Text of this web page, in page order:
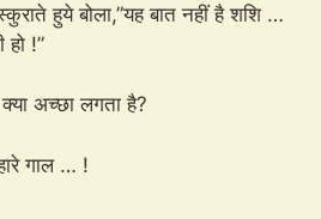
हुये बोला,”यह बात नहीं है शशि …
!”
अच्छा लगता है?
गाल … !